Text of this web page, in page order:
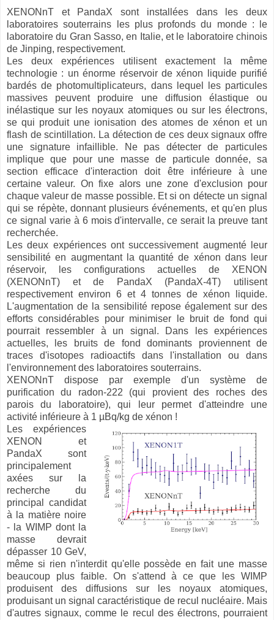
XENONnT et PandaX sont installées dans les deux
laboratoires souterrains les plus profonds du monde : le
laboratoire du Gran Sasso, en Italie, et le laboratoire chinois
de Jinping, respectivement.
Les deux expériences utilisent exactement la même
technologie : un énorme réservoir de xénon liquide purifié
bardés de photomultiplicateurs, dans lequel les particules
massives peuvent produire une diffusion élastique ou
inélastique sur les noyaux atomiques ou sur les électrons,
se qui produit une ionisation des atomes de xénon et un
flash de scintillation. La détection de ces deux signaux offre
une signature infaillible. Ne pas détecter de particules
implique que pour une masse de particule donnée, sa
section efficace d'interaction doit être inférieure à une
certaine valeur. On fixe alors une zone d'exclusion pour
chaque valeur de masse possible. Et si on détecte un signal
qui se répète, donnant plusieurs événements, et qu'en plus
ce signal varie à 6 mois d'intervalle, ce serait la preuve tant
recherchée.
Les deux expériences ont successivement augmenté leur
sensibilité en augmentant la quantité de xénon dans leur
réservoir, les configurations actuelles de XENON
(XENONnT) et de PandaX (PandaX-4T) utilisent
respectivement environ 6 et 4 tonnes de xénon liquide.
L'augmentation de la sensibilité repose également sur des
efforts considérables pour minimiser le bruit de fond qui
pourrait ressembler à un signal. Dans les expériences
actuelles, les bruits de fond dominants proviennent de
traces d'isotopes radioactifs dans l'installation ou dans
l'environnement des laboratoires souterrains.
XENONnT dispose par exemple d'un système de
purification du radon-222 (qui provient des roches des
parois du laboratoire), qui leur permet d'atteindre une
activité inférieure à 1 µBq/kg de xénon !
Les expériences
XENON et
PandaX sont
principalement
axées sur la
recherche du
principal candidat
à la matière noire
- la WIMP dont la
masse devrait
dépasser 10 GeV,
même si rien n'interdit qu'elle possède en fait une masse
beaucoup plus faible. On s'attend à ce que les WIMP
produisent des diffusions sur les noyaux atomiques,
produisant un signal caractéristique de recul nucléaire. Mais
d'autres signaux, comme le recul des électrons, pourraient